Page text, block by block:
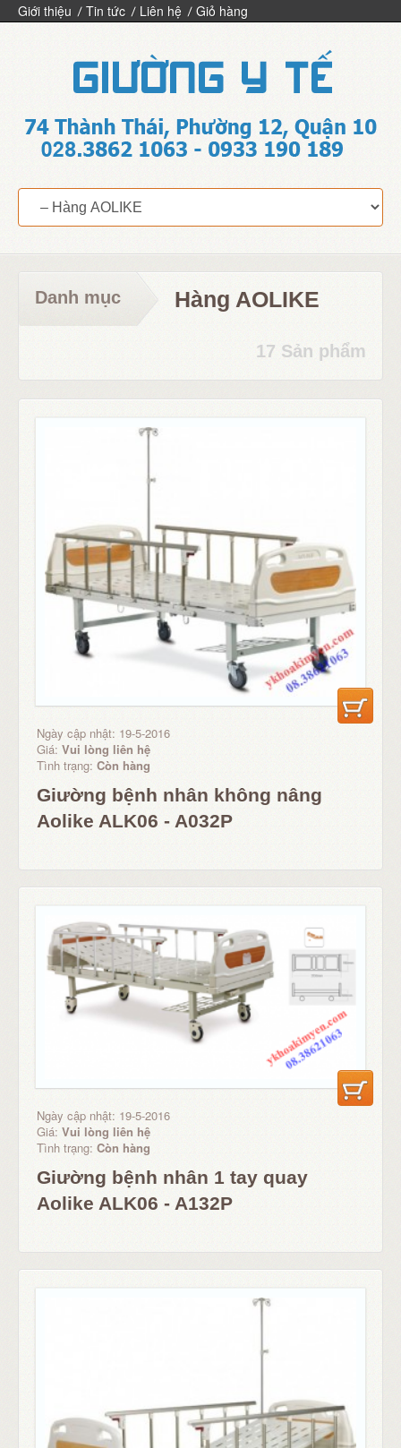
Giới thiệu Tin tức Liên hệ Giỏ hàng
Danh mục Hàng AOLIKE
17 Sản phẩm
Ngày cập nhật: 19-5-2016
Giá: Vui lòng liên hệ
Tình trạng: Còn hàng
Giường bệnh nhân không nâng
Aolike ALK06 - A032P
Ngày cập nhật: 19-5-2016
Giá: Vui lòng liên hệ
Tình trạng: Còn hàng
Giường bệnh nhân 1 tay quay
Aolike ALK06 - A132P